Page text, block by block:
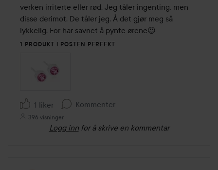
5
verken irriterte eller rød. Jeg tåler ingenting, men
disse derimot. De tåler jeg. Å det gjør meg så
lykkelig. For har savnet å pynte ørene😍
1 PRODUKT I POSTEN PERFEKT
1 liker Kommenter
396 visninger
Logg inn for å skrive en kommentar